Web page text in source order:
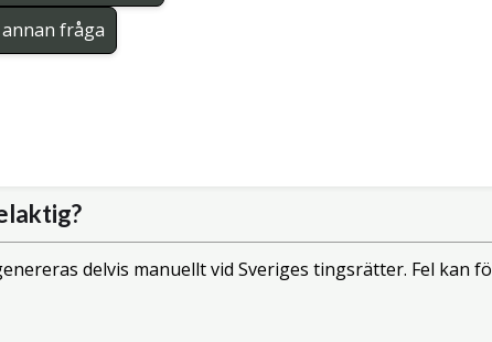
fråga
delvis manuellt vid Sveriges tingsrätter. Fel kan